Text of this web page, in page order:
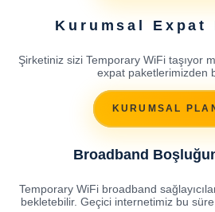
Kurumsal Expat
Şirketiniz sizi Temporary WiFi taşıyor
expat paketlerimizden
KURUMSAL
Broadband
Temporary WiFi broadband
bekletebilir. Geçici internetimiz bu